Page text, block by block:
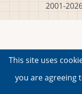
2001-
This site uses
you are agreeing